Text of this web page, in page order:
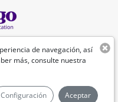
de navegación, así
más, consulte nuestra
Configuración Aceptar